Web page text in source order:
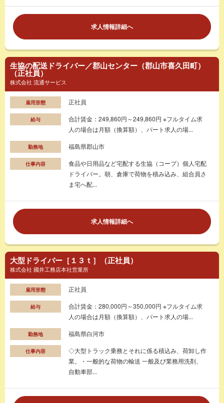
求人情報詳細へ
生協の配送ドライバー／郡山センター（郡山市喜久田町）
（正社員）
株式会社 流通サービス
雇用形態 正社員
給与
合計賃金：249,860円～249,860円 ※フルタイム求
人の場合は月額（換算額）、パート求人の場...
勤務地 福島県郡山市
仕事内容
食品や日用品など宅配する生協（コープ）個人宅配
ドライバー。朝、倉庫で荷物を積み込み、組合員さ
ま宅へ配...
求人情報詳細へ
大型ドライバー［１３ｔ］（正社員）
株式会社 國井工務店本社営業所
雇用形態 正社員
給与
合計賃金：280,000円～350,000円 ※フルタイム求
人の場合は月額（換算額）、パート求人の場...
勤務地 福島県白河市
仕事内容
◇大型トラック乗務とそれに係る積込み、荷卸し作
業。・一般的な荷物の輸送 一般及び業務用洗剤、
自動車部...